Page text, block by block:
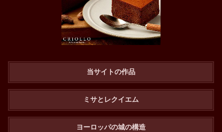
当サイトの作品
ミサとレクイエム
ヨーロッパの城の構造